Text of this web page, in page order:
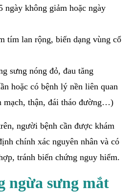
ngày không giảm hoặc ngày
tím lan rộng, biến dạng vùng cổ
sưng nóng đỏ, đau tăng
hoặc có bệnh lý nền liên quan
mạch, thận, đái tháo đường…)
người bệnh cần được khám
chính xác nguyên nhân và có
tránh biến chứng nguy hiểm.
ngừa sưng mắt